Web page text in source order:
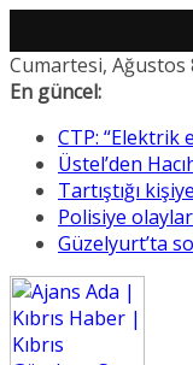
Skip
to
Cumartesi, Ağustos
En güncel:
CTP: “Elektrik
Üstel’den
Tartıştığı
Polisiye
Güzelyurt’ta